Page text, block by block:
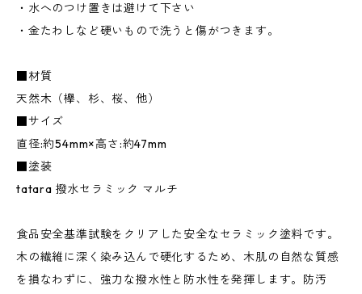
・水へのつけ置きは避けて下さい
・金たわしなど硬いもので洗うと傷がつきます。
■材質
天然木（欅、杉、桜、他）
■サイズ
直径:約54mm×高さ:約47mm
■塗装
tatara 撥水セラミック マルチ
食品安全基準試験をクリアした安全なセラミック塗料です。
木の繊維に深く染み込んで硬化するため、木肌の自然な質感
を損なわずに、強力な撥水性と防水性を発揮します。防汚